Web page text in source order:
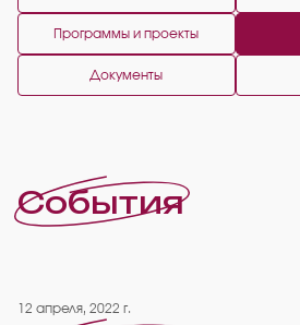
Программы и проекты
Документы
События
12 апреля, 2022 г.